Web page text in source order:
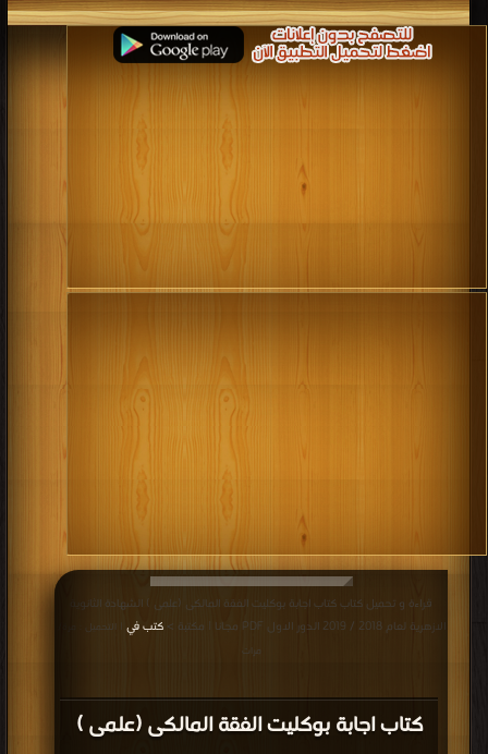
كتاب اجابة بوكليت الفقة المالكى (علمى )
قراءة و تحميل كتاب كتاب اجابة بوكليت الفقة المالكى (علمى ) الشهادة الثانوية
الازهرية لعام 2018 / 2019 الدور الاول PDF مجانا | مكتبة >
كتب في
| التحميل : مرة/
مرات